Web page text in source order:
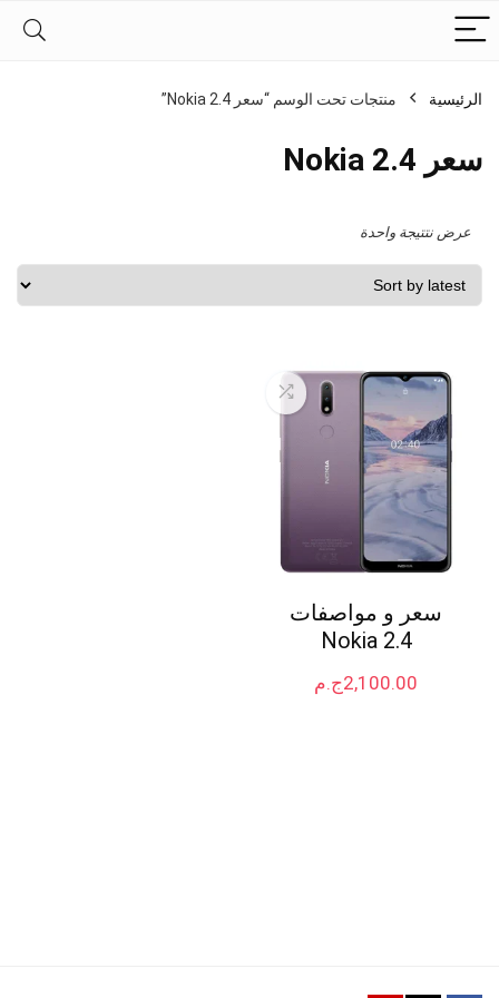
الرئيسية منتجات تحت الوسم “سعر Nokia 2.4”
سعر Nokia 2.4
عرض نتتيجة واحدة
سعر و مواصفات
Nokia 2.4
ج.م2,100.00